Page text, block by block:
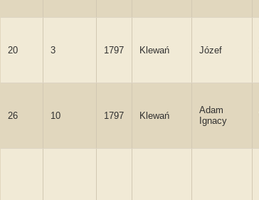
20 3 1797 Klewań Józef
26 10 1797 Klewań
Adam
Ignacy